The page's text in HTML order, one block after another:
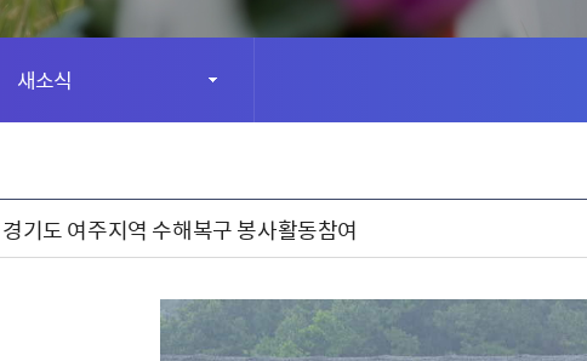
새소식
경기도 여주지역 수해복구 봉사활동참여